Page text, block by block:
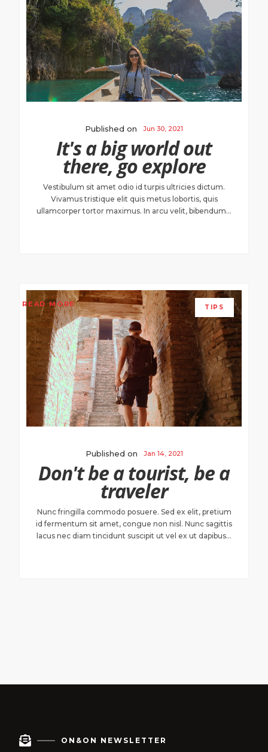
Published on Jun 30, 2021
It's a big world out
there, go explore
Vestibulum sit amet odio id turpis ultricies dictum.
Vivamus tristique elit quis metus lobortis, quis
ullamcorper tortor maximus. In arcu velit, bibendum...
TIPS
Published on Jan 14, 2021
Don't be a tourist, be a
traveler
Nunc fringilla commodo posuere. Sed ex elit, pretium
id fermentum sit amet, congue non nisl. Nunc sagittis
lacus nec diam tincidunt suscipit ut vel ex ut dapibus...
READ MORE
 ON&ON NEWSLETTER